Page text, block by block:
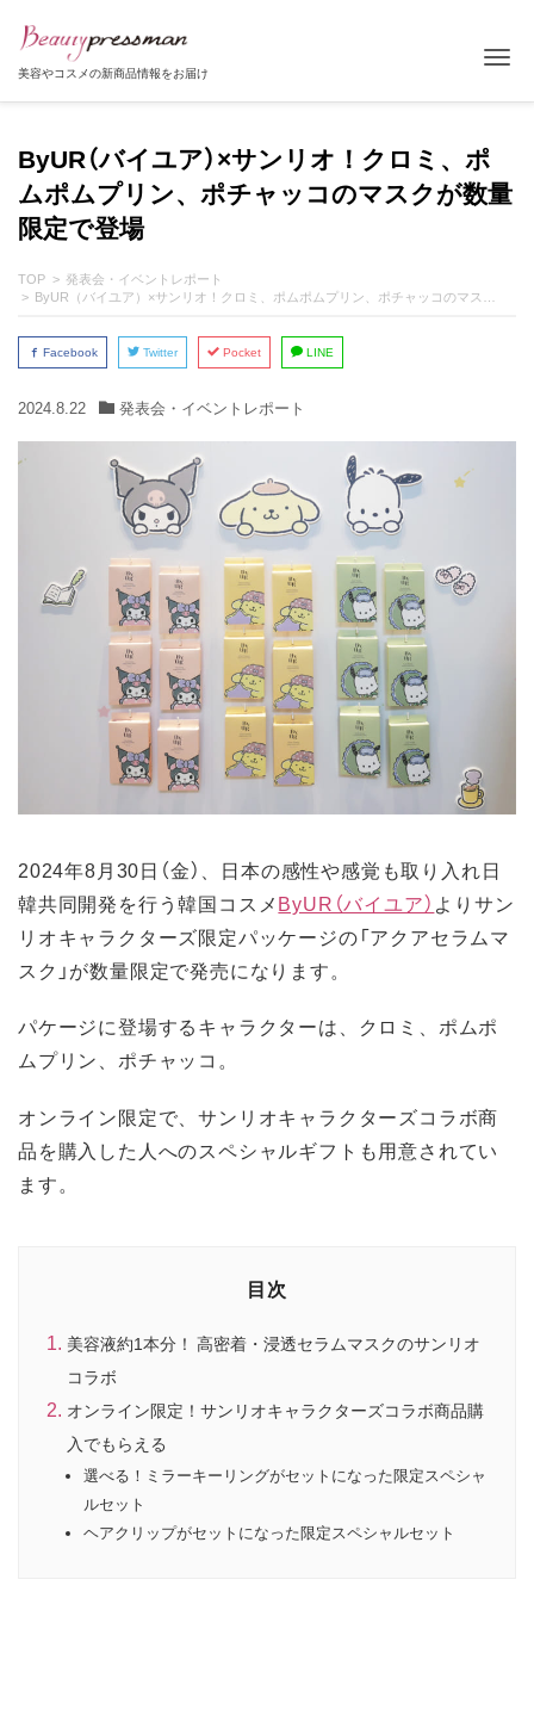
美容やコスメの新商品情報をお届け
ByUR（バイユア）×サンリオ！クロミ、ポ
ムポムプリン、ポチャッコのマスクが数量
限定で登場
TOP
発表会・イベントレポート
ByUR（バイユア）×サンリオ！クロミ、ポムポムプリン、ポチャッコのマスクが数量限定で登場
Facebook Twitter Pocket LINE
2024.8.22 発表会・イベントレポート
2024年8月30日（金）、日本の感性や感覚も取り入れ日
韓共同開発を行う韓国コスメByUR（バイユア） よりサン
リオキャラクターズ限定パッケージの「アクアセラムマ
スク」が数量限定で発売になります。
パケージに登場するキャラクターは、クロミ、ポムポ
ムプリン、ポチャッコ。
オンライン限定で、サンリオキャラクターズコラボ商
品を購入した人へのスペシャルギフトも用意されてい
ます。
目次
美容液約1本分！ 高密着・浸透セラムマスクのサンリオ
コラボ
オンライン限定！サンリオキャラクターズコラボ商品購
入でもらえる
選べる！ミラーキーリングがセットになった限定スペシャ
ルセット
ヘアクリップがセットになった限定スペシャルセット